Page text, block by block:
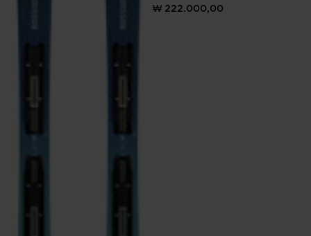
States
₩ 222.000,00